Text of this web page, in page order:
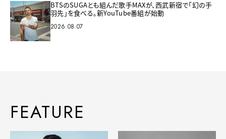
BTSのSUGAとも組んだ歌手MAXが、西武新宿で「幻の手
羽先」を食べる。新YouTube番組が始動
2026.08.07
FEATURE